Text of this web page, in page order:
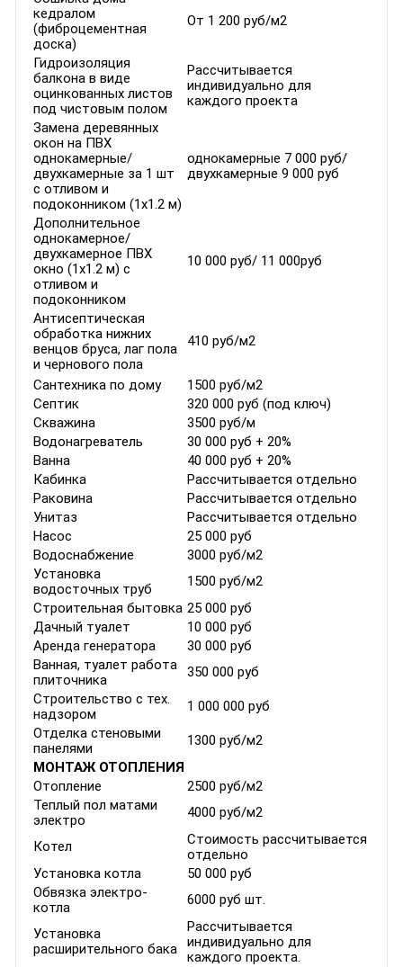
кедралом
(фиброцементная
доска)
От 1 200 руб/м2
Гидроизоляция
балкона в виде
оцинкованных листов
под чистовым полом
Рассчитывается
индивидуально для
каждого проекта
Замена деревянных
окон на ПВХ
однокамерные/
двухкамерные за 1 шт
с отливом и
подоконником (1х1.2 м)
однокамерные 7 000 руб/
двухкамерные 9 000 руб
Дополнительное
однокамерное/
двухкамерное ПВХ
окно (1х1.2 м) с
отливом и
подоконником
10 000 руб/ 11 000руб
Антисептическая
обработка нижних
венцов бруса, лаг пола
и чернового пола
410 руб/м2
Сантехника по дому
1500 руб/м2
Септик
320 000 руб (под ключ)
Скважина
3500 руб/м
Водонагреватель
30 000 руб + 20%
Ванна
40 000 руб + 20%
Кабинка
Рассчитывается отдельно
Раковина
Рассчитывается отдельно
Унитаз
Рассчитывается отдельно
Насос
25 000 руб
Водоснабжение
3000 руб/м2
Установка
водосточных труб
1500 руб/м2
Строительная бытовка 25 000 руб
Дачный туалет
10 000 руб
Аренда генератора
30 000 руб
Ванная, туалет работа
плиточника
350 000 руб
Строительство с тех.
надзором
1 000 000 руб
Отделка стеновыми
панелями
1300 руб/м2
МОНТАЖ ОТОПЛЕНИЯ
Отопление
2500 руб/м2
Теплый пол матами
электро
4000 руб/м2
Котел
Стоимость рассчитывается
отдельно
Установка котла
50 000 руб
Обвязка электро-
котла
6000 руб шт.
Установка
расширительного бака
Рассчитывается
индивидуально для
каждого проекта.